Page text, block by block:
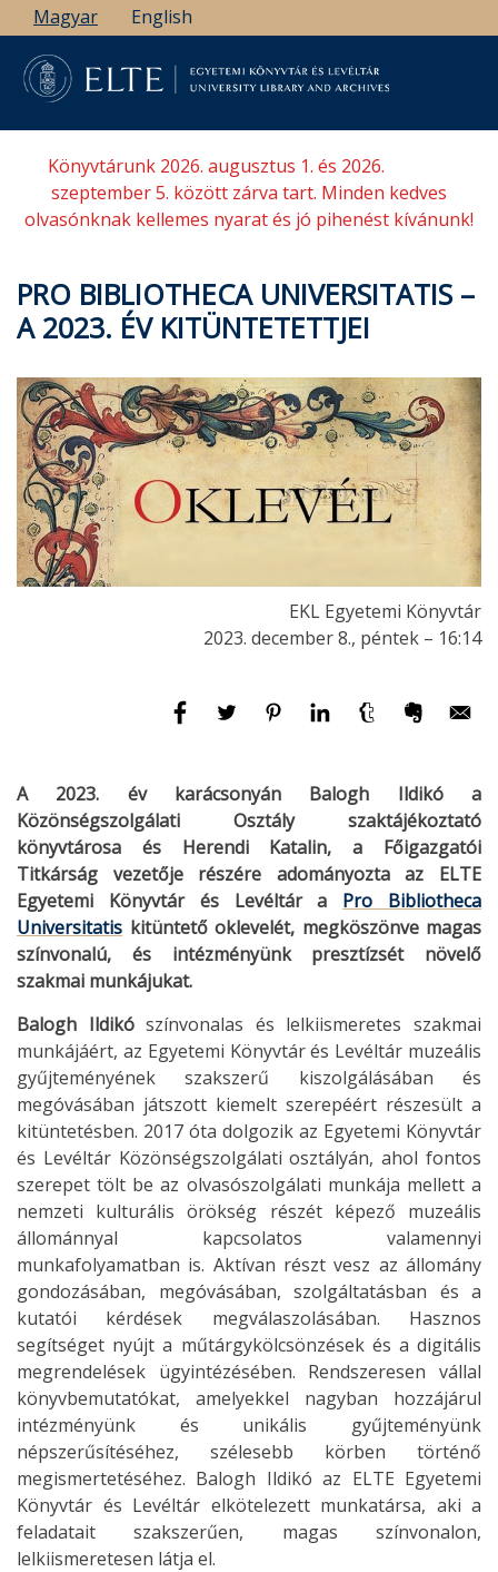
Ugrás
a
tartalomra
Magyar English
Könyvtárunk 2026. augusztus 1. és 2026.
szeptember 5. között zárva tart. Minden kedves
olvasónknak kellemes nyarat és jó pihenést kívánunk!
PRO BIBLIOTHECA UNIVERSITATIS –
A 2023. ÉV KITÜNTETETTJEI
EKL Egyetemi Könyvtár
2023. december 8., péntek – 16:14
A 2023. év karácsonyán Balogh Ildikó a
Közönségszolgálati Osztály szaktájékoztató
könyvtárosa és Herendi Katalin, a Főigazgatói
Titkárság vezetője részére adományozta az ELTE
Egyetemi Könyvtár és Levéltár a Pro Bibliotheca
Universitatis kitüntető oklevelét, megköszönve magas
színvonalú, és intézményünk presztízsét növelő
szakmai munkájukat.
Balogh Ildikószínvonalas és lelkiismeretes szakmai
munkájáért, az Egyetemi Könyvtár és Levéltár muzeális
gyűjteményének szakszerű kiszolgálásában és
megóvásában játszott kiemelt szerepéért részesült a
kitüntetésben. 2017 óta dolgozik az Egyetemi Könyvtár
és Levéltár Közönségszolgálati osztályán, ahol fontos
szerepet tölt be az olvasószolgálati munkája mellett a
nemzeti kulturális örökség részét képező muzeális
állománnyal kapcsolatos valamennyi
munkafolyamatban is. Aktívan részt vesz az állomány
gondozásában, megóvásában, szolgáltatásban és a
kutatói kérdések megválaszolásában. Hasznos
segítséget nyújt a műtárgykölcsönzések és a digitális
megrendelések ügyintézésében. Rendszeresen vállal
könyvbemutatókat, amelyekkel nagyban hozzájárul
intézményünk és unikális gyűjteményünk
népszerűsítéséhez, szélesebb körben történő
megismertetéséhez. Balogh Ildikó az ELTE Egyetemi
Könyvtár és Levéltár elkötelezett munkatársa, aki a
feladatait szakszerűen, magas színvonalon,
lelkiismeretesen látja el.